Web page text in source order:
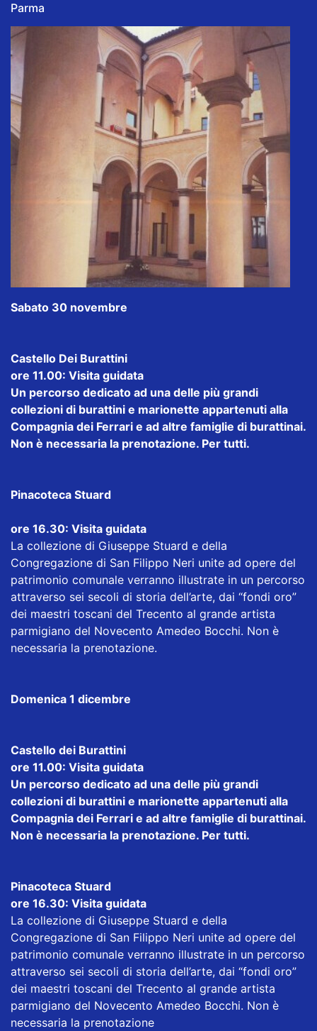
Parma
Sabato 30 novembre
Castello Dei Burattini
ore 11.00: Visita guidata
Un percorso dedicato ad una delle più grandi
collezioni di burattini e marionette appartenuti alla
Compagnia dei Ferrari e ad altre famiglie di burattinai.
Non è necessaria la prenotazione. Per tutti.
Pinacoteca Stuard
ore 16.30: Visita guidata
La collezione di Giuseppe Stuard e della
Congregazione di San Filippo Neri unite ad opere del
patrimonio comunale verranno illustrate in un percorso
attraverso sei secoli di storia dell’arte, dai “fondi oro”
dei maestri toscani del Trecento al grande artista
parmigiano del Novecento Amedeo Bocchi. Non è
necessaria la prenotazione.
Domenica 1 dicembre
Castello dei Burattini
ore 11.00: Visita guidata
Un percorso dedicato ad una delle più grandi
collezioni di burattini e marionette appartenuti alla
Compagnia dei Ferrari e ad altre famiglie di burattinai.
Non è necessaria la prenotazione. Per tutti.
Pinacoteca Stuard
ore 16.30: Visita guidata
La collezione di Giuseppe Stuard e della
Congregazione di San Filippo Neri unite ad opere del
patrimonio comunale verranno illustrate in un percorso
attraverso sei secoli di storia dell’arte, dai “fondi oro”
dei maestri toscani del Trecento al grande artista
parmigiano del Novecento Amedeo Bocchi. Non è
necessaria la prenotazione